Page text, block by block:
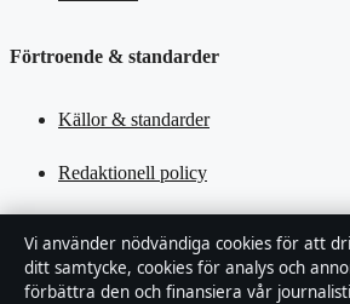
Förtroende & standarder
Källor & standarder
Redaktionell policy
Tillgänglighetsredogörelse
Vi använder nödvändiga cookies för att
ditt samtycke, cookies för analys och
förbättra den och finansiera vår